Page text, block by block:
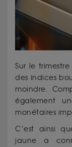
Sur le
des indices
moindre.
également
monétaires
C’est ainsi
jaune a